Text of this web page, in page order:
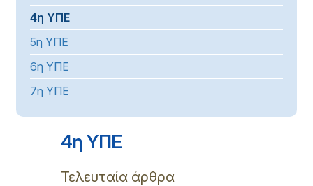
4η ΥΠΕ
5η ΥΠΕ
6η ΥΠΕ
7η ΥΠΕ
4η ΥΠΕ
Τελευταία άρθρα